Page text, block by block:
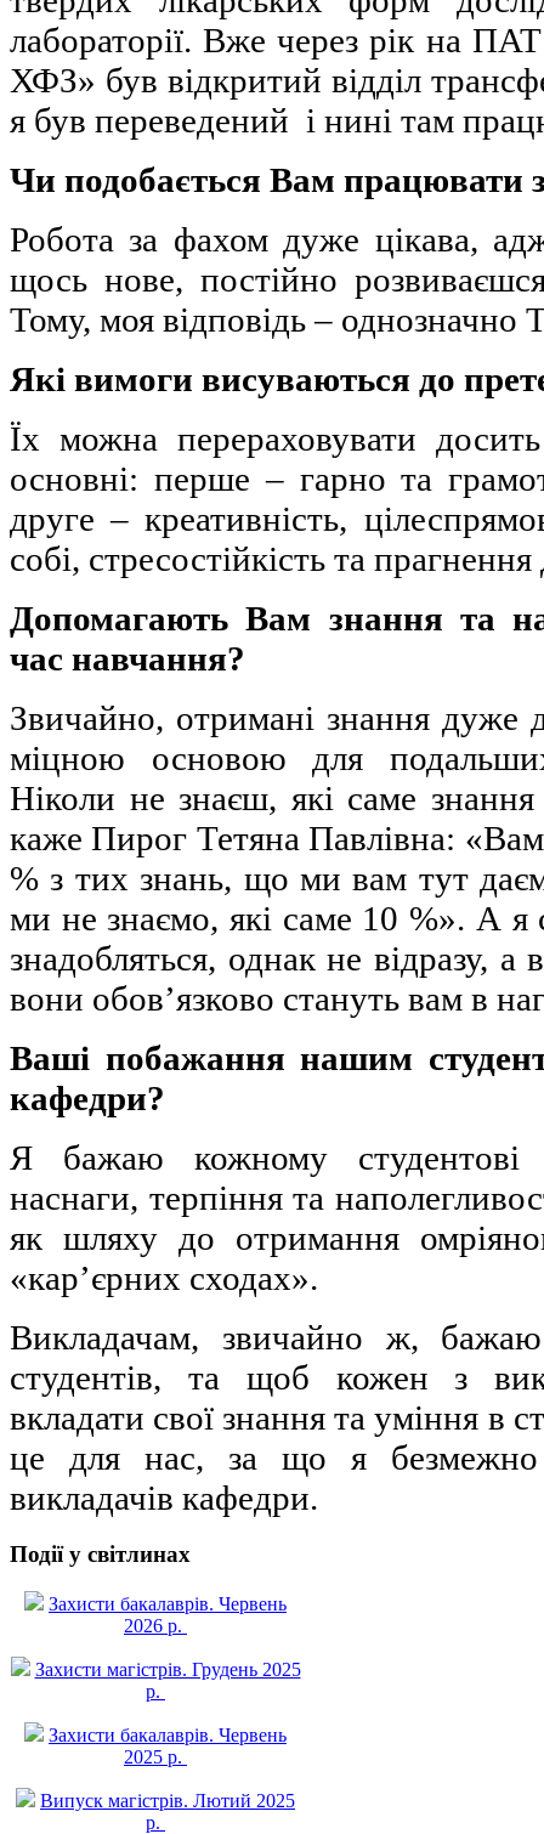
лабораторії. Вже через рік на
ХФЗ» був відкритий відділ
я був переведений і нині там
Чи подобається Вам працювати
Робота за фахом дуже цікава,
щось нове, постійно
Тому, моя відповідь –
Які вимоги висуваються до
Їх можна перераховувати
основні: перше – гарно та
друге – креативність,
собі, стресостійкість та
Допомагають Вам знання та
час навчання?
Звичайно, отримані знання дуже
міцною основою для
Ніколи не знаєш, які саме знання
каже Пирог Тетяна Павлівна:
% з тих знань, що ми вам тут
ми не знаємо, які саме 10 %». А я
знадобляться, однак не відразу,
вони обов’язково стануть вам в
Ваші побажання нашим
кафедри?
Я бажаю кожному студентові
наснаги, терпіння та
як шляху до отримання
«кар’єрних сходах».
Викладачам, звичайно ж, бажаю
студентів, та щоб кожен з
вкладати свої знання та уміння в
це для нас, за що я
викладачів кафедри.
Події у світлинах
Захисти бакалаврів. Червень
2026 р.
Захисти магістрів. Грудень 2025
р.
Захисти бакалаврів. Червень
2025 р.
Випуск магістрів. Лютий 2025
р.